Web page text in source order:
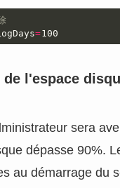
=100
l'espace
sera
dépasse 90%.
au démarrage du